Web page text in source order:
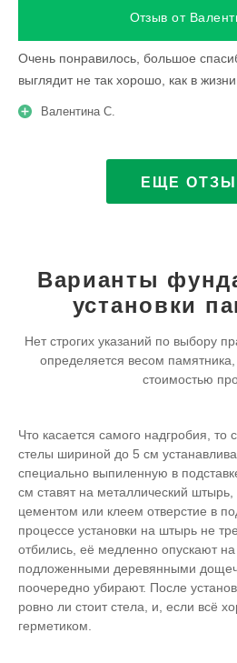
Отзыв от
Очень понравилось, большое
выглядит не так хорошо, как в
Валентина С.
ЕЩЕ
Варианты
установки
Нет строгих указаний по выбору
определяется весом
стоимостью
Что касается самого надгробия, то
стелы шириной до 5 см
специально выпиленную в
см ставят на металлический
цементом или клеем отверстие в
процессе установки на штырь не
отбились, её медленно опускают на
подложенными деревянными
поочередно убирают. После
ровно ли стоит стела, и, если всё
герметиком.